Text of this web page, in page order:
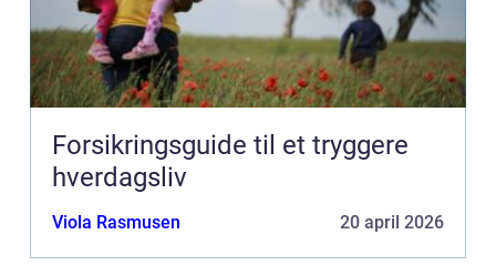
Forsikringsguide til et tryggere
hverdagsliv
Viola Rasmusen 20 april 2026